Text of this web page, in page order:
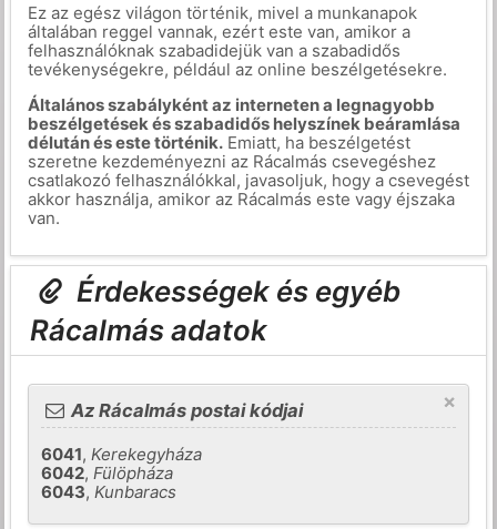
Ez az egész világon történik, mivel a munkanapok
általában reggel vannak, ezért este van, amikor a
felhasználóknak szabadidejük van a szabadidős
tevékenységekre, például az online beszélgetésekre.
Általános szabályként az interneten a legnagyobb
beszélgetések és szabadidős helyszínek beáramlása
délután és este történik.Emiatt, ha beszélgetést
szeretne kezdeményezni az Rácalmás csevegéshez
csatlakozó felhasználókkal, javasoljuk, hogy a csevegést
akkor használja, amikor az Rácalmás este vagy éjszaka
van.
Érdekességek és egyéb
Rácalmás adatok
×
Az Rácalmás postai kódjai
6041,Kerekegyháza
6042,Fülöpháza
6043,Kunbaracs